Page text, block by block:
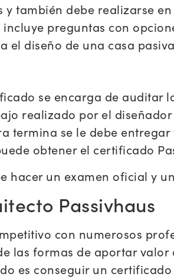
y también debe realizarse
preguntas con
el diseño de una casa
se encarga de auditar
realizado por el diseñador
termina se le debe
obtener el certificado
hacer un examen oficial y
Passivhaus
con numerosos
las formas de aportar valor
es conseguir un